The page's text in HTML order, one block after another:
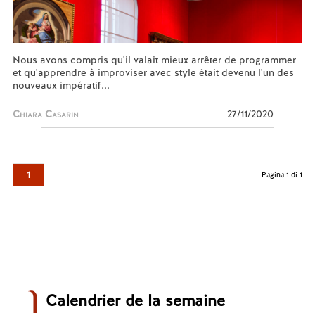
Nous avons compris qu'il valait mieux arrêter de programmer
et qu'apprendre à improviser avec style était devenu l'un des
nouveaux impératif...
Chiara Casarin 27/11/2020
1 Pagina 1 di 1
Calendrier de la semaine